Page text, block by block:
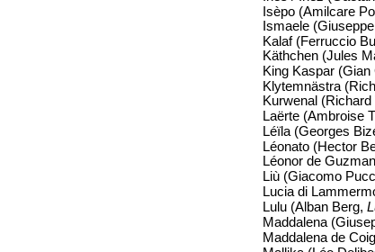
Isèpo (Amilcare
Ismaele
Kalaf (Ferruccio
Käthchen (Jules
King Kaspar (Gian
Klytemnästra
Kurwenal (Richard
Laërte (Ambroise
Léïla (Georges
Léonato (Hector
Léonor de
Liù (Giacomo
Lucia di
Lulu (Alban Berg,
Maddalena
Maddalena de